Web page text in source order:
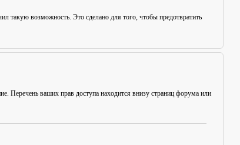
такую возможность. Это сделано для того, чтобы предотвратить
Перечень ваших прав доступа находится внизу страниц форума или